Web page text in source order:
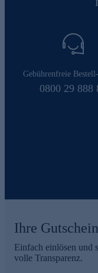
Gebührenfreie
0800 29 888
Ihre
Einfach einlösen und
volle Transparenz.